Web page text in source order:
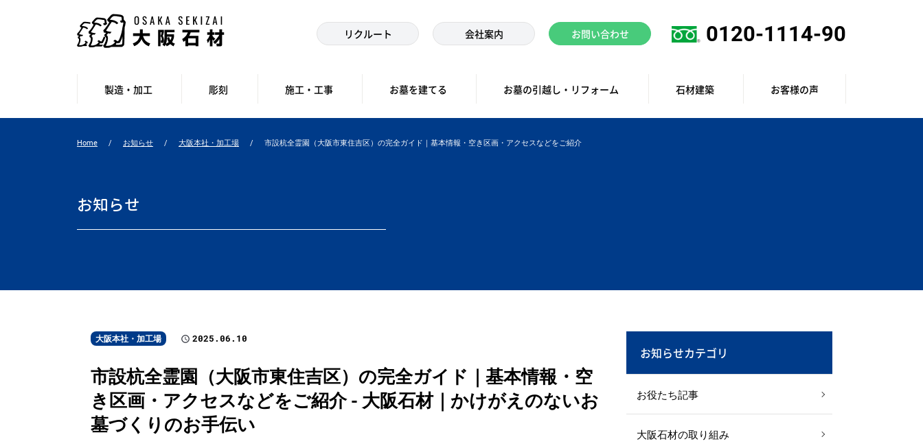
リクルート 会社案内 お問い合わせ 0120-1114-90
製造・加工 彫刻 施工・工事 お墓を建てる お墓の引越し・リフォーム 石材建築 お客様の声
Home お知らせ 大阪本社・加工場 市設杭全霊園（大阪市東住吉区）の完全ガイド｜基本情報・空き区画・アクセスなどをご紹介
お知らせ
大阪本社・加工場 2025.06.10
市設杭全霊園（大阪市東住吉区）の完全ガイド｜基本情報・空
き区画・アクセスなどをご紹介 - 大阪石材｜かけがえのないお
墓づくりのお手伝い
お知らせカテゴリ
お役たち記事
大阪石材の取り組み